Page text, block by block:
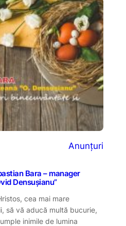
Anunțuri
Bara – manager
Densușianu”
cea mai mare
să vă aducă multă bucurie,
inimile de lumina